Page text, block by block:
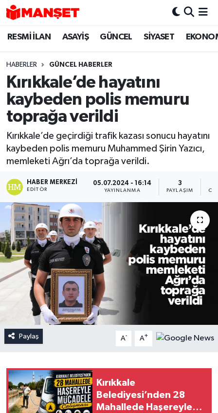
RESMİ İLAN ASAYİŞ GÜNCEL SİYASET
HABERLER GÜNCEL HABERLER
Kırıkkale’de hayatını
kaybeden polis memuru
toprağa verildi
Kırıkkale’de geçirdiği trafik kazası sonucu hayatını
kaybeden polis memuru Muhammed Şirin Yazıcı,
memleketi Ağrı’da toprağa verildi.
HABER MERKEZI
EDITÖR
05.07.2024 - 16:14
YAYINLANMA
3
PAYLAŞIM
Paylaş A- A+
Kırıkkale
Belediyesi’nden 28
Mahallede Haşereyle
Hava Durumu
Trafik Durumu
Süper Lig Puan Durumu ve Fikstür
Tüm Manşetler
Son Dakika Haberleri
Haber Arşivi